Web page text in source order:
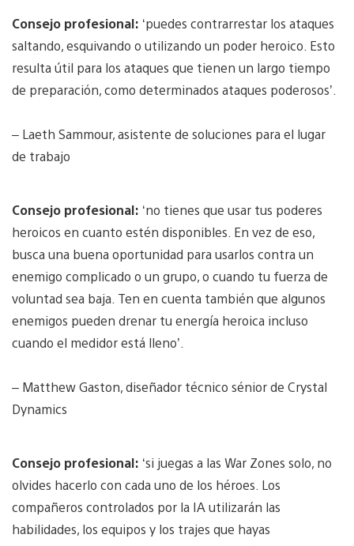
Consejo profesional: ‘puedes contrarrestar los ataques
saltando, esquivando o utilizando un poder heroico. Esto
resulta útil para los ataques que tienen un largo tiempo
de preparación, como determinados ataques poderosos’.
– Laeth Sammour, asistente de soluciones para el lugar
de trabajo
Consejo profesional: ‘no tienes que usar tus poderes
heroicos en cuanto estén disponibles. En vez de eso,
busca una buena oportunidad para usarlos contra un
enemigo complicado o un grupo, o cuando tu fuerza de
voluntad sea baja. Ten en cuenta también que algunos
enemigos pueden drenar tu energía heroica incluso
cuando el medidor está lleno’.
– Matthew Gaston, diseñador técnico sénior de Crystal
Dynamics
Consejo profesional: ‘si juegas a las War Zones solo, no
olvides hacerlo con cada uno de los héroes. Los
compañeros controlados por la IA utilizarán las
habilidades, los equipos y los trajes que hayas